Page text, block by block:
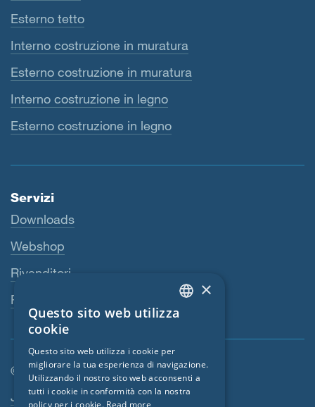
Esterno tetto
Interno costruzione in muratura
Esterno costruzione in muratura
Interno costruzione in legno
Esterno costruzione in legno
Servizi
Downloads
Webshop
Rivenditori
Persona di riferimento
© SIGA 2026
Area di navigazione footer
Jobs
ENGLISH
FRENCH
CZECH
×
Questo sito web utilizza
cookie
Questo sito web utilizza i cookie per
migliorare la tua esperienza di navigazione.
Utilizzando il nostro sito web acconsenti a
tutti i cookie in conformità con la nostra
policy per i cookie. Read more